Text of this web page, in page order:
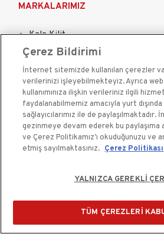
MARKALARIMIZ
Kale Kilit
Kale Çelik Kapı
Kale Çelik Kasa
Kale Kapı Pencere Sistemleri
Kale Sigorta
Çerez Kullanım Bildirimi
Çerez Bildirimi
İnternet sitemizde kullanılan çerezler
verilerinizi işleyebilmekteyiz. Ayrıca
kullanımınıza ilişkin verileriniz ilgili
faydalanabilmemiz amacıyla yurt
sağlayıcılarımız ile de
gezinmeye devam ederek bu paylaşıma
ve Çerez Politikamız’ı okuduğunuzu ve
etmiş sayılmaktasınız. Çerez Politikası
YALNIZCA GEREKLİ
TÜM ÇEREZLERİ